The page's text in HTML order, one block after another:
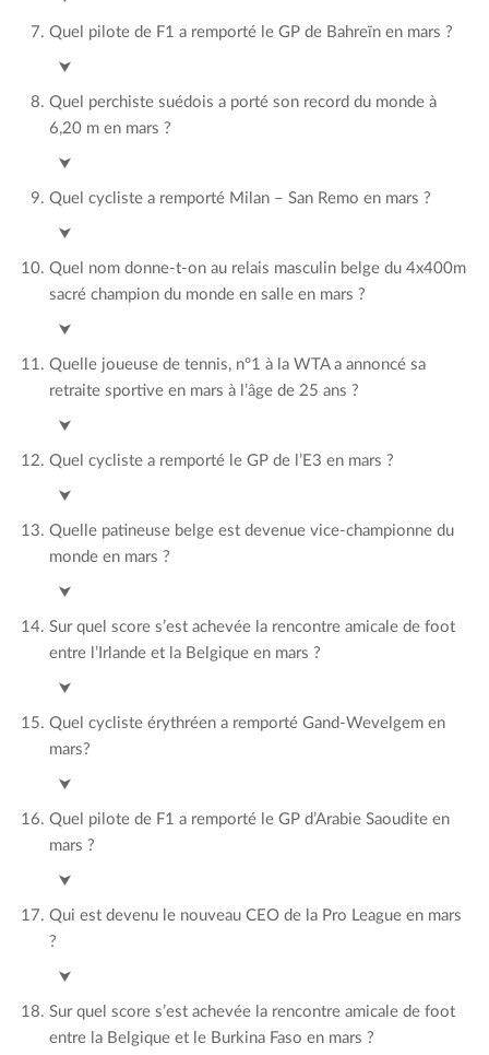
Quel pilote de F1 a remporté le GP de Bahreïn en mars ?
Charles Leclerc
⮟
Quel perchiste suédois a porté son record du monde à
6,20 m en mars ?
Armand Duplantis
⮟
Quel cycliste a remporté Milan – San Remo en mars ?
Matej Mohoric
⮟
Quel nom donne-t-on au relais masculin belge du 4x400m
sacré champion du monde en salle en mars ?
Tornados
⮟
Quelle joueuse de tennis, n°1 à la WTA a annoncé sa
retraite sportive en mars à l’âge de 25 ans ?
Ashley Barty
⮟
Quel cycliste a remporté le GP de l’E3 en mars ?
Wout Van Aert
⮟
Quelle patineuse belge est devenue vice-championne du
monde en mars ?
Loena Hendrickx
⮟
Sur quel score s’est achevée la rencontre amicale de foot
entre l’Irlande et la Belgique en mars ?
2-2
⮟
Quel cycliste érythréen a remporté Gand-Wevelgem en
mars?
Biniam Girmay
⮟
Quel pilote de F1 a remporté le GP d’Arabie Saoudite en
mars ?
Max Verstappen
⮟
Qui est devenu le nouveau CEO de la Pro League en mars
?
Lorin Parys
⮟
Sur quel score s’est achevée la rencontre amicale de foot
entre la Belgique et le Burkina Faso en mars ?